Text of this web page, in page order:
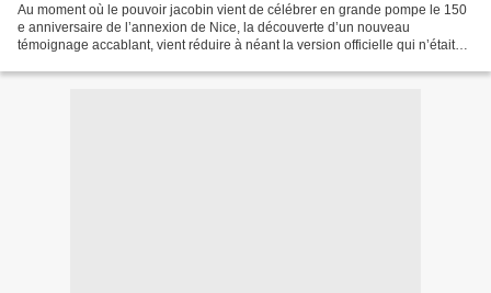
Au moment où le pouvoir jacobin vient de célébrer en grande pompe le 150
e anniversaire de l’annexion de Nice, la découverte d’un nouveau
témoignage accablant, vient réduire à néant la version officielle qui n’était